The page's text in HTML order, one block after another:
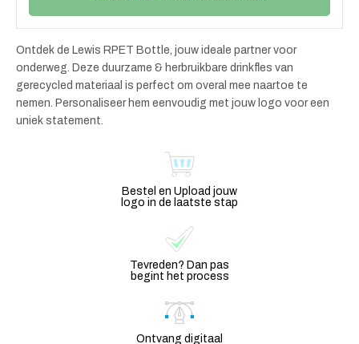
Ontdek de Lewis RPET Bottle, jouw ideale partner voor
onderweg. Deze duurzame & herbruikbare drinkfles van
gerecycled materiaal is perfect om overal mee naartoe te
nemen. Personaliseer hem eenvoudig met jouw logo voor een
uniek statement.
Bestel en Upload jouw
logo in de laatste stap
Tevreden? Dan pas
begint het process
Ontvang digitaal